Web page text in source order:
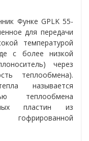
Функе GPLK 55-
для передачи
температурой
с более низкой
через
теплообмена).
называется
теплообмена
пластин из